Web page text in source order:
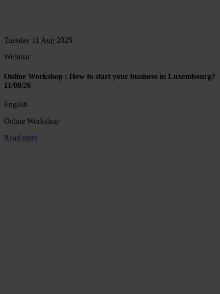
Tuesday 11 Aug 2026
Webinar
Online Workshop : How to start your business in Luxembourg?
11/08/26
English
Online Workshop
Read more